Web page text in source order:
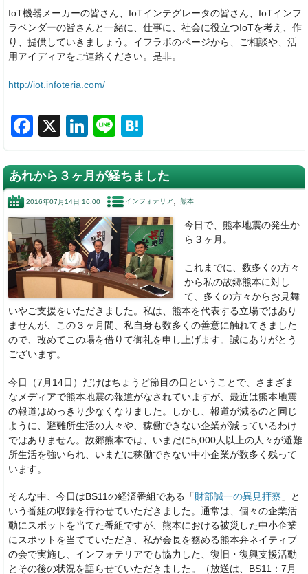
IoT機器メーカーの皆さん、IoTインテグレータの皆さん、IoTインフ
ラベンダーの皆さんと一緒に、仕事に、社会に役立つIoTを考え、作
り、提供していきましょう。イフラボのページから、ご相談や、活
用アイディアをご連絡ください。是非。
http://iot.infoteria.com/
F
c
e
b
o
o
k
X
Li
k
e
dI
n
Li
e
e
n
a
あれから３ヶ月が経ちました
2016年07月14日 16:00 インフォテリア 熊本
今日で、熊本地震の発生か
ら３ヶ月。
これまでに、数多くの方々
から私の故郷熊本に対し
て、多くの方々からお見舞
いやご支援をいただきました。私は、熊本を代表する立場ではあり
ませんが、この３ヶ月間、私自身も数多くの善意に触れてきました
ので、改めてこの場を借りて御礼を申し上げます。誠にありがとう
ございます。
今日（7月14日）だけはちょうど節目の日ということで、さまざま
なメディアで熊本地震の報道がなされていますが、最近は熊本地震
の報道はめっきり少なくなりました。しかし、報道が減るのと同じ
ように、避難所生活の人々や、稼働できない企業が減っているわけ
ではありません。故郷熊本では、いまだに5,000人以上の人々が避難
所生活を強いられ、いまだに稼働できない中小企業が数多く残って
います。
そんな中、今日はBS11の経済番組である「財部誠一の異見拝察 」と
いう番組の収録を行わせていただきました。通常は、個々の企業活
動にスポットを当てた番組ですが、熊本における被災した中小企業
にスポットを当てていただき、私が会長を務める熊本弁ネイティブ
の会で実施し、インフォテリアでも協力した、復旧・復興支援活動
とその後の状況を語らせていただきました。（放送は、BS11：7月